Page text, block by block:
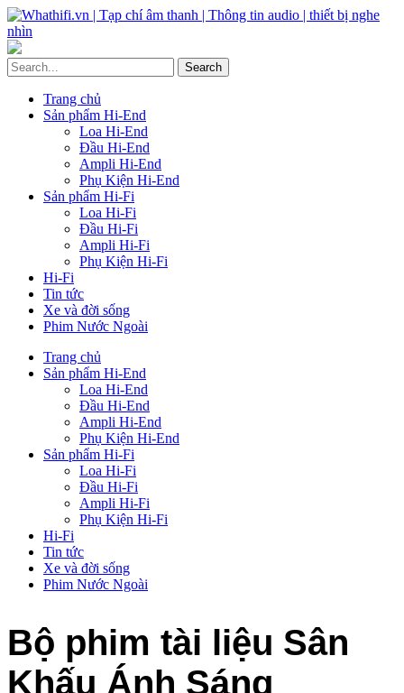
Trang chủ
Sản phẩm Hi-End
Loa Hi-End
Đầu Hi-End
Ampli Hi-End
Phụ Kiện Hi-End
Sản phẩm Hi-Fi
Loa Hi-Fi
Đầu Hi-Fi
Ampli Hi-Fi
Phụ Kiện Hi-Fi
Hi-Fi
Tin tức
Xe và đời sống
Phim Nước Ngoài
Trang chủ
Sản phẩm Hi-End
Loa Hi-End
Đầu Hi-End
Ampli Hi-End
Phụ Kiện Hi-End
Sản phẩm Hi-Fi
Loa Hi-Fi
Đầu Hi-Fi
Ampli Hi-Fi
Phụ Kiện Hi-Fi
Hi-Fi
Tin tức
Xe và đời sống
Phim Nước Ngoài
Bộ phim tài liệu Sân
Khấu Ánh Sáng